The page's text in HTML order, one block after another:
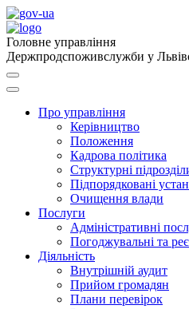
Головне управління
Держпродспоживслужби у
Про управління
Керівництво
Положення
Кадрова політика
Структурні
Підпорядковані
Очищення влади
Послуги
Адміністративні
Погоджувальні та
Діяльність
Внутрішній аудит
Прийом громадян
Плани перевірок